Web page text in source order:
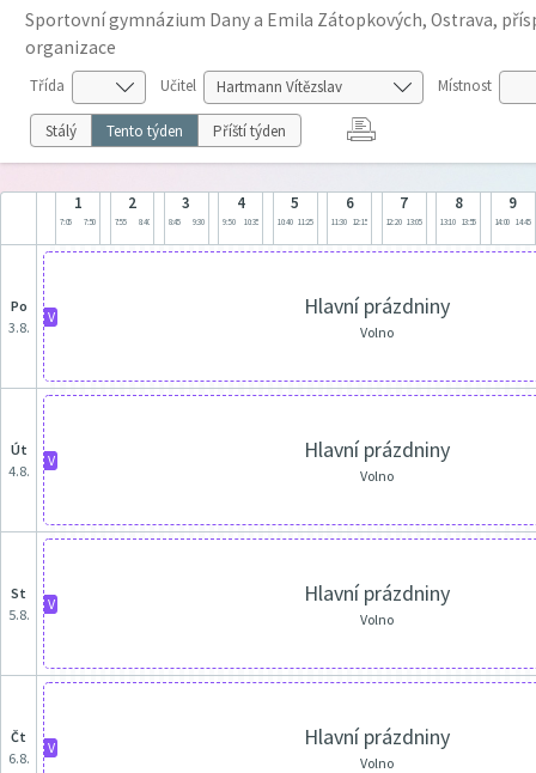
Sportovní gymnázium Dany a Emila Zátopkových, Ostrava,
organizace
Třída Učitel Místnost
Stálý Tento týden Příští týden
1
7:05 7:50
2
7:55 8:40
3
8:45 9:30
4
9:50 10:35
5
10:40 11:25
6
11:30 12:15
7
12:20 13:05
8
13:10 13:55
9
14:00 14:45
po
3.8.
V Hlavní prázdniny
Volno
út
4.8.
V Hlavní prázdniny
Volno
st
5.8.
V Hlavní prázdniny
Volno
čt
6.8.
V Hlavní prázdniny
Volno